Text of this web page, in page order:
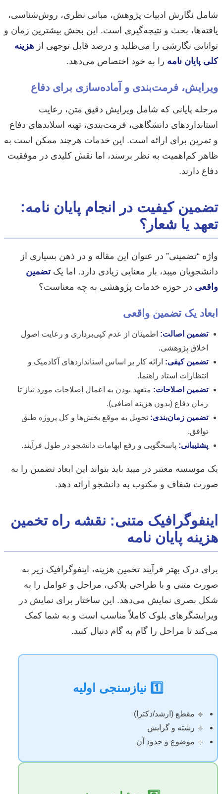
شامل نگارش ادبیات پژوهش، مبانی نظری، روش‌شناسی،
یافته‌ها، بحث و نتیجه‌گیری است. این بخش بیشترین زمان و
توانایی نگارشی را می‌طلبد و درصد قابل توجهی از هزینه
کلی پایان نامه را به خود اختصاص می‌دهد.
ویرایش، فرمت‌بندی و آماده‌سازی برای دفاع
مرحله پایانی که شامل ویرایش دقیق متن، رعایت
استانداردهای دانشگاهی، فرمت‌بندی، تهیه اسلایدهای دفاع
و تمرین برای ارائه است. این خدمات هرچند ممکن است به
ظاهر کم‌اهمیت به نظر برسند، اما نقش کلیدی در موفقیت
دفاع دارند.
تضمین کیفیت در انجام پایان نامه:
تعهد یا شعار؟
واژه “تضمینی” در عنوان این مقاله و در ذهن بسیاری از
دانشجویان میبد، بار معنایی زیادی دارد. اما یکتضمین
واقعی در حوزه خدمات پژوهشی به چه معناست؟
ابعاد یک تضمین واقعی
تضمین اصالت: اطمینان از عدم کپی‌برداری و رعایت اصول
اخلاق پژوهشی.
تضمین کیفی: ارائه کار بر اساس استانداردهای آکادمیک و
انتظارات استاد راهنما.
تضمین اصلاحات: متعهد بودن به اعمال اصلاحات مورد نیاز تا
زمان دفاع (بدون هزینه اضافی).
تضمین زمان‌بندی: تحویل به موقع بخش‌ها و کل پروژه طبق
توافق.
پشتیبانی: پاسخگویی و رفع ابهامات دانشجو در طول فرآیند.
یک موسسه معتبر در میبد باید بتواند این ابعاد تضمین را به
صورت شفاف و مکتوب به دانشجو ارائه دهد.
اینفوگرافیک متنی: نقشه راه تخمین
هزینه پایان نامه
برای درک بهتر فرآیند تخمین هزینه، اینفوگرافیک زیر به
صورت متنی و با طراحی بلاکی، مراحل و عوامل را به
شکل بصری نمایش می‌دهد. این ساختار برای نمایش در
ویرایشگرهای بلوک کاملاً مناسب است و به شما کمک
می‌کند تا مراحل را گام به گام دنبال کنید.
1️⃣ نیازسنجی اولیه
🔸 مقطع (ارشد/دکترا)
🔸 رشته و گرایش
🔸 موضوع و حدود آن